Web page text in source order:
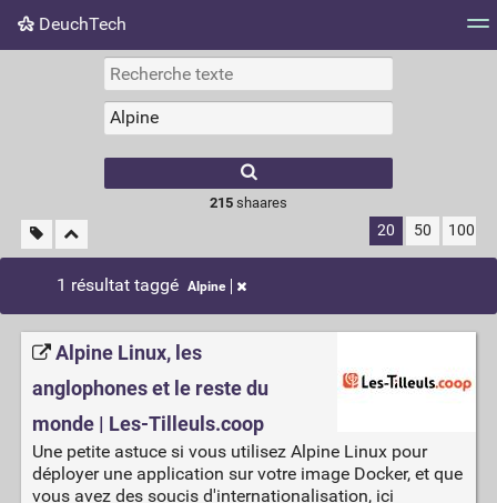
DeuchTech
Nuage de tags Mur d'images
215shaares
20 50 100
1 résultat taggé Alpine
Alpine Linux, les
anglophones et le reste du
monde | Les-Tilleuls.coop
Une petite astuce si vous utilisez Alpine Linux pour
déployer une application sur votre image Docker, et que
vous avez des soucis d'internationalisation, ici